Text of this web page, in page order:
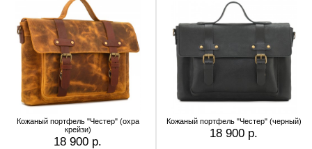
Кожаный портфель "Честер" (охра
крейзи)
18 900 р.
Кожаный портфель "Честер" (черный)
18 900 р.